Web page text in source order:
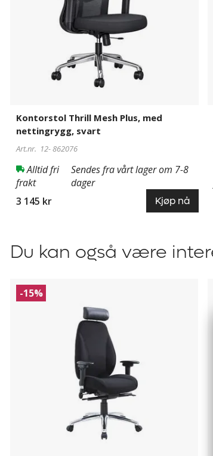
Kontorstol Thrill Mesh Plus, med
nettingrygg, svart
Art.nr. 12-862076
Alltid fri
frakt
Sendes fra vårt lager om 7-8
dager
3 145 kr
Kjøp nå
Du kan også være
Kontorstoler
Orion
-15%